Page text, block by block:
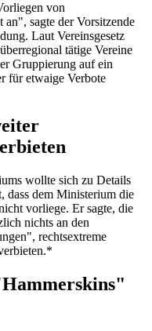
von
an", sagte der Vorsitzende
Laut Vereinsgesetz
tätige Vereine
Gruppierung auf ein
für etwaige Verbote
wollte sich zu Details
dass dem Ministerium die
vorliege. Er sagte, die
nichts an den
rechtsextreme